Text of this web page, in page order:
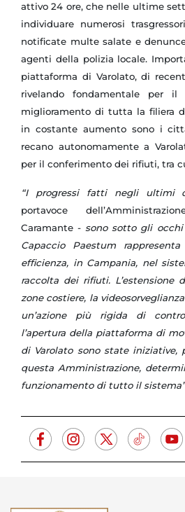
attivo 24 ore, che nelle ultime
individuare numerosi
notificate multe salate e
agenti della polizia locale.
piattaforma di Varolato, di
rivelando fondamentale per il
miglioramento di tutta la filiera
in costante aumento sono i
recano autonomamente a
per il conferimento dei rifiuti, tra
“I progressi fatti negli ultimi
portavoce
Caramante - sono sotto gli
Capaccio Paestum
efficienza, in Campania, nel
raccolta dei rifiuti. L’estensione
zone costiere, la
un’azione più rigida di
l’apertura della piattaforma di
di Varolato sono state iniziative,
questa Amministrazione,
funzionamento di tutto il